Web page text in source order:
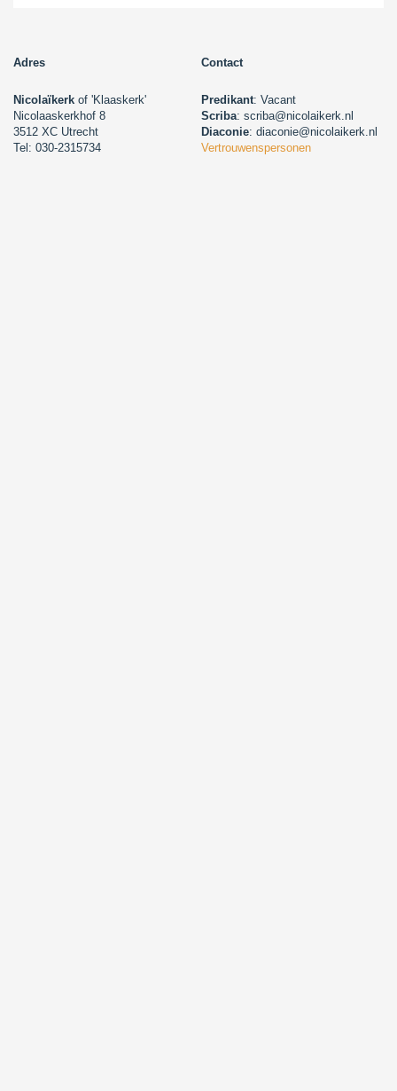
Adres Contact
Nicolaïkerk of 'Klaaskerk'
Nicolaaskerkhof 8
3512 XC Utrecht
Tel: 030-2315734
Predikant: Vacant
Scriba: scriba@nicolaikerk.nl
Diaconie: diaconie@nicolaikerk.nl
Vertrouwenspersonen